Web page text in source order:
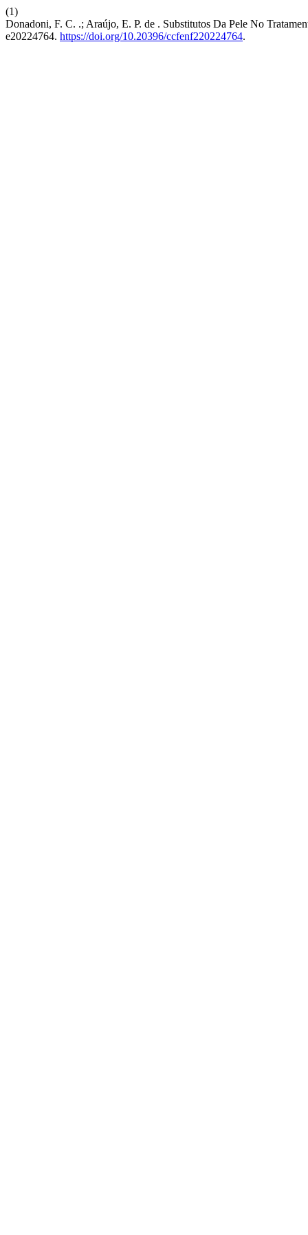
(1)
Donadoni, F. C. .; Araújo, E. P. de . Substitutos Da Pele No
e20224764. https://doi.org/10.20396/ccfenf220224764.